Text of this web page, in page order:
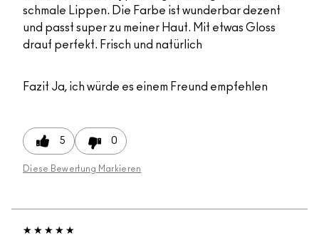
schmale Lippen. Die Farbe ist wunderbar dezent
und passt super zu meiner Haut. Mit etwas Gloss
drauf perfekt. Frisch und natürlich
Fazit Ja, ich würde es einem Freund empfehlen
5 0
Diese Bewertung Markieren